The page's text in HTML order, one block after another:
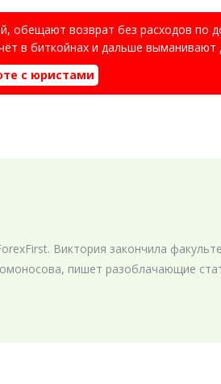
обещают возврат без расходов по
в биткойнах и дальше выманивают
с юристами
Виктория закончила
пишет разоблачающие